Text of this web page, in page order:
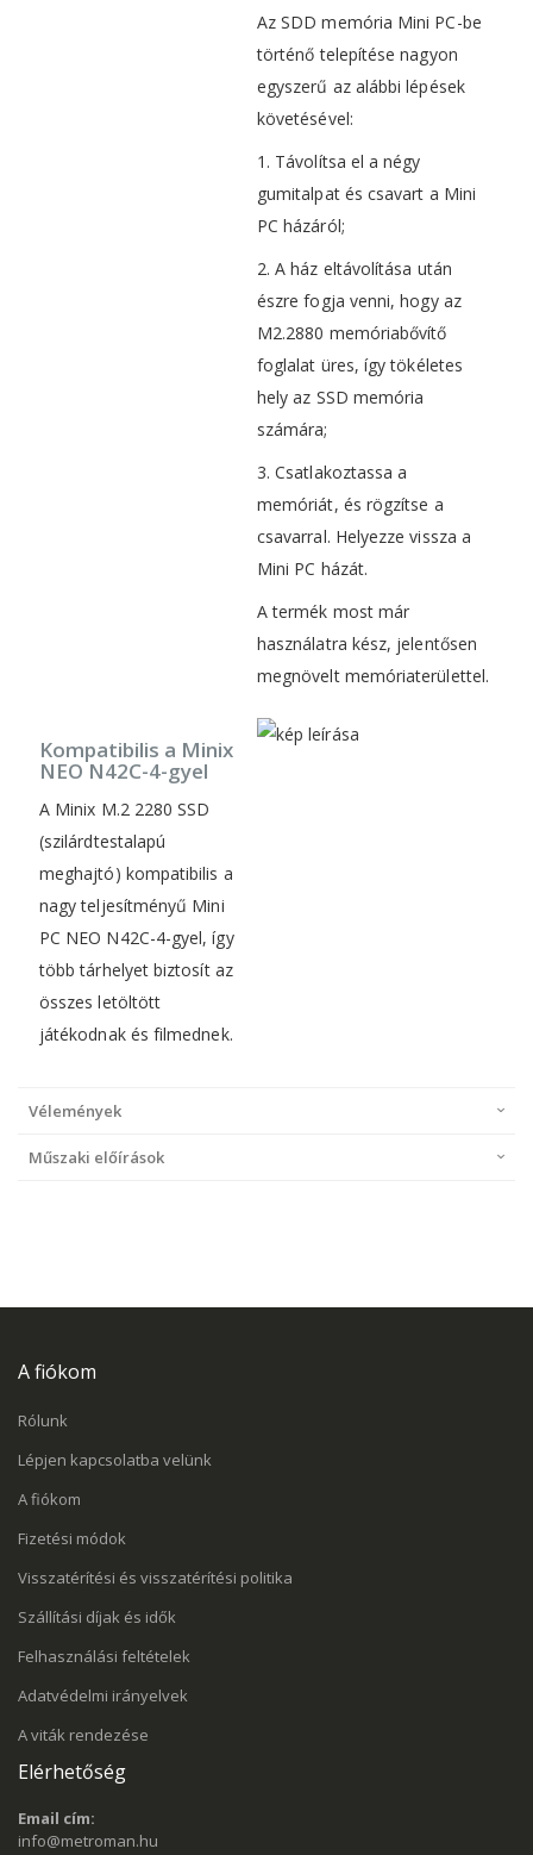
Az SDD memória Mini PC-be
történő telepítése nagyon
egyszerű az alábbi lépések
követésével:
1. Távolítsa el a négy
gumitalpat és csavart a Mini
PC házáról;
2. A ház eltávolítása után
észre fogja venni, hogy az
M2.2880 memóriabővítő
foglalat üres, így tökéletes
hely az SSD memória
számára;
3. Csatlakoztassa a
memóriát, és rögzítse a
csavarral. Helyezze vissza a
Mini PC házát.
A termék most már
használatra kész, jelentősen
megnövelt memóriaterülettel.
Kompatibilis a Minix
NEO N42C-4-gyel
A Minix M.2 2280 SSD
(szilárdtestalapú
meghajtó) kompatibilis a
nagy teljesítményű Mini
PC NEO N42C-4-gyel, így
több tárhelyet biztosít az
összes letöltött
játékodnak és filmednek.
Vélemények
Műszaki előírások
A fiókom
Rólunk
Lépjen kapcsolatba velünk
A fiókom
Fizetési módok
Visszatérítési és visszatérítési politika
Szállítási díjak és idők
Felhasználási feltételek
Adatvédelmi irányelvek
A viták rendezése
Elérhetőség
Email cím:
info@metroman.hu